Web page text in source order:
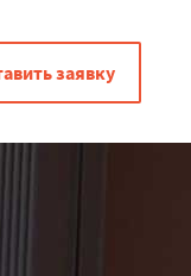
заявку